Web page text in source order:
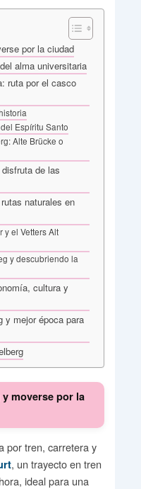
por la ciudad
alma universitaria
ruta por el casco
Espíritu Santo
Alte Brücke o
de las
naturales en
y el Vetters Alt
y descubriendo la
cultura y
y mejor época para
moverse por la
por tren, carretera y
, un trayecto en tren
ideal para una